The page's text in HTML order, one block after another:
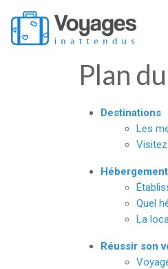
Plan
Destinations
Les
Hébergement
Quel
La
Réussir son